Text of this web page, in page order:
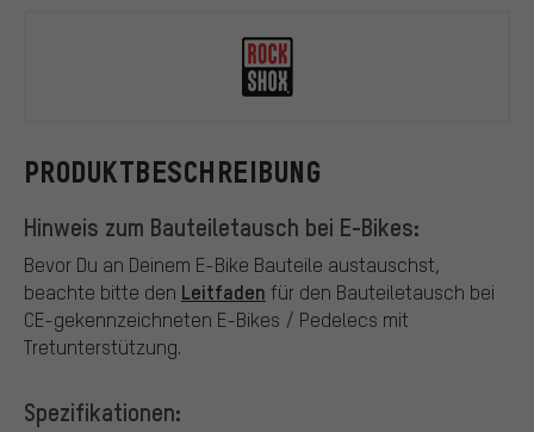
PRODUKTBESCHREIBUNG
Hinweis zum Bauteiletausch bei E-Bikes:
Bevor Du an Deinem E-Bike Bauteile austauschst,
beachte bitte den Leitfaden für den Bauteiletausch bei
CE-gekennzeichneten E-Bikes / Pedelecs mit
Tretunterstützung.
Spezifikationen: